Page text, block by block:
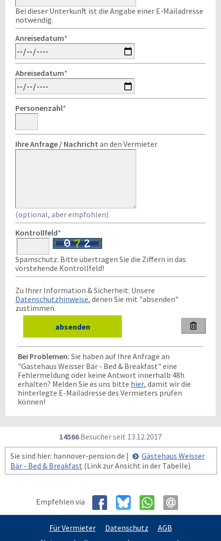
Bei dieser Unterkunft ist die Angabe einer E-Mailadresse
notwendig.
Anreisedatum*
Abreisedatum*
Personenzahl*
Ihre Anfrage / Nachricht an den Vermieter
(optional, aber empfohlen)
Kontrollfeld*
Spamschutz: Bitte übertragen Sie die Ziffern in das
vorstehende Kontrollfeld!
Zu Ihrer Information & Sicherheit: Unsere
Datenschutzhinweise, denen Sie mit "absenden"
zustimmen.

Bei Problemen: Sie haben auf Ihre Anfrage an
"Gästehaus Weisser Bär - Bed & Breakfast" eine
Fehlermeldung oder keine Antwort innerhalb 48h
erhalten? Melden Sie es uns bitte hier, damit wir die
hinterlegte E-Mailadresse des Vermieters prüfen
können!
14566Besucher seit 13.12.2017
Sie sind hier: hannover-pension.de |
Gästehaus Weisser
Bär - Bed & Breakfast (Link zur Ansicht in der Tabelle)
Empfehlen via
Für Vermieter Datenschutz
AGB